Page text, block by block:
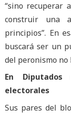
“sino recuperar
construir una
principios”. En
buscará ser un
del peronismo
En
electorales
Sus pares del